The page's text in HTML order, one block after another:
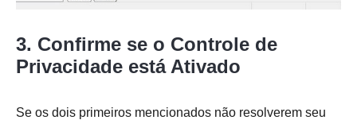
3. Confirme se o Controle de
Privacidade está Ativado
Se os dois primeiros mencionados não resolverem seu